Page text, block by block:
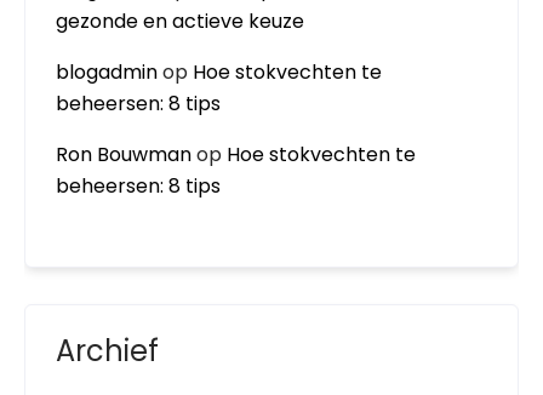
gezonde en actieve keuze
blogadminop Hoe stokvechten te
beheersen: 8 tips
Ron Bouwmanop Hoe stokvechten te
beheersen: 8 tips
Archief